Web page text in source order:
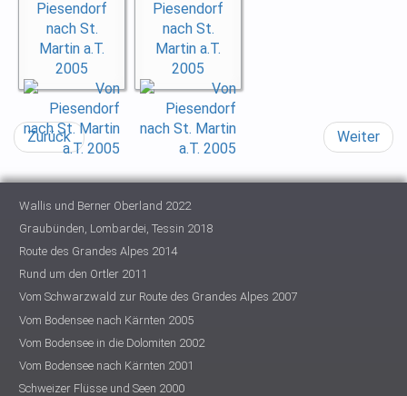
Zurück Weiter
Wallis und Berner Oberland 2022
Graubünden, Lombardei, Tessin 2018
Route des Grandes Alpes 2014
Rund um den Ortler 2011
Vom Schwarzwald zur Route des Grandes Alpes 2007
Vom Bodensee nach Kärnten 2005
Vom Bodensee in die Dolomiten 2002
Vom Bodensee nach Kärnten 2001
Schweizer Flüsse und Seen 2000